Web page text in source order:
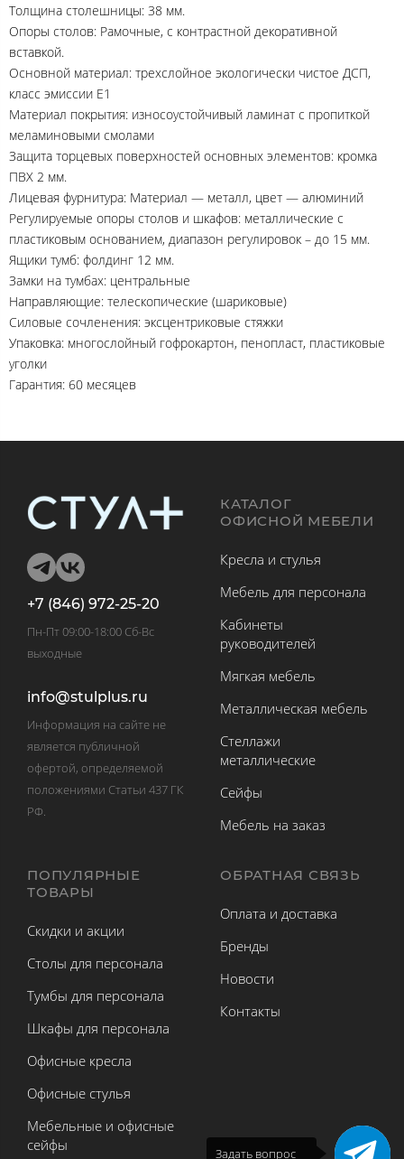
Задать вопрос
Толщина столешницы: 38 мм.
Опоры столов: Рамочные, с контрастной декоративной
вставкой.
Основной материал: трехслойное экологически чистое ДСП,
класс эмиссии Е1
Материал покрытия: износоустойчивый ламинат с пропиткой
меламиновыми смолами
Защита торцевых поверхностей основных элементов: кромка
ПВХ 2 мм.
Лицевая фурнитура: Материал — металл, цвет — алюминий
Регулируемые опоры столов и шкафов: металлические с
пластиковым основанием, диапазон регулировок – до 15 мм.
Ящики тумб: фолдинг 12 мм.
Замки на тумбах: центральные
Направляющие: телескопические (шариковые)
Силовые сочленения: эксцентриковые стяжки
Упаковка: многослойный гофрокартон, пенопласт, пластиковые
уголки
Гарантия: 60 месяцев
+7 (846) 972-25-20
Пн-Пт 09:00-18:00 Сб-Вс
выходные
info@stulplus.ru
Информация на сайте не
является публичной
офертой, определяемой
положениями Статьи 437 ГК
РФ.
КАТАЛОГ
ОФИСНОЙ МЕБЕЛИ
Кресла и стулья
Мебель для персонала
Кабинеты
руководителей
Мягкая мебель
Металлическая мебель
Стеллажи
металлические
Сейфы
Мебель на заказ
ПОПУЛЯРНЫЕ
ТОВАРЫ
Скидки и акции
Столы для персонала
Тумбы для персонала
Шкафы для персонала
Офисные кресла
Офисные стулья
Мебельные и офисные
сейфы
ОБРАТНАЯ СВЯЗЬ
Оплата и доставка
Бренды
Новости
Контакты